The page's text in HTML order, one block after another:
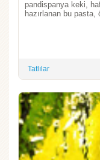
pandispanya keki,
hazırlanan bu pasta,
Tatlılar